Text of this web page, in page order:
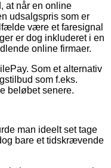
at når en online
udsalgspris som er
være et faresignal
er dog inkluderet i en
online firmaer.
Som et alternativ
som f.eks.
beløbet senere.
man ideelt set tage
bare et tidskrævende